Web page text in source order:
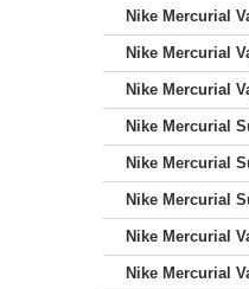
Nike Mercurial
Nike Mercurial
Nike Mercurial
Nike Mercurial
Nike Mercurial
Nike Mercurial
Nike Mercurial
Nike Mercurial